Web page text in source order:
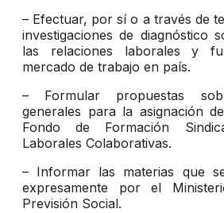
– Efectuar, por sí o a través de
investigaciones de diagnóstico
las relaciones laborales y
mercado de trabajo en país.
– Formular propuestas
generales para la asignación
Fondo de Formación
Laborales Colaborativas.
– Informar las materias que
expresamente por el
Previsión Social.